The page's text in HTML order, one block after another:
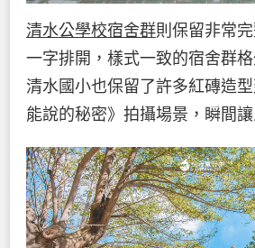
清水公學校宿舍群則保留非常
一字排開，樣式一致的宿舍群
清水國小也保留了許多紅磚造
能說的秘密》拍攝場景，瞬間讓